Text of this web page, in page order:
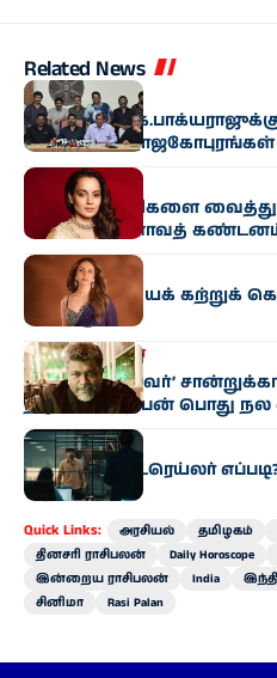
Related News
சினிமா
பார​தி​ராஜா,
கம் சார்பில்
சினிமா
சினி​மா காட்​சிகளை
கங்கனா ரணாவத்
சினிமா
“பொறுமை​யைக் கற்​றுக்
சிங் உருக்​கம்
தமிழகம்சினிமா
‘சாதி, மதமற்றவர்’
நடிகர் பார்த்திபன் பொது
சினிமா
‘ஐ அம் கேம்’ ட்ரெய்லர்
‘ஆட்டம்’!
Quick Links: அரசியல் தமிழகம்
தினசரி ராசிபலன்
Daily Horoscope
இன்றைய ராசிபலன்
India
சினிமா
Rasi Palan